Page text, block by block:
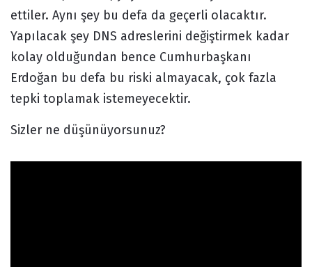
ettiler. Aynı şey bu defa da geçerli olacaktır.
Yapılacak şey DNS adreslerini değiştirmek kadar
kolay olduğundan bence Cumhurbaşkanı
Erdoğan bu defa bu riski almayacak, çok fazla
tepki toplamak istemeyecektir.
Sizler ne düşünüyorsunuz?